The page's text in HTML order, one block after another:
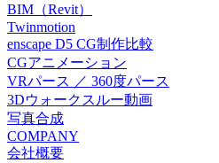
BIM（Revit）
Twinmotion
enscape D5 CG制作比較
CGアニメーション
VRパース ／ 360度パース
3Dウォークスルー動画
写真合成
COMPANY
会社概要